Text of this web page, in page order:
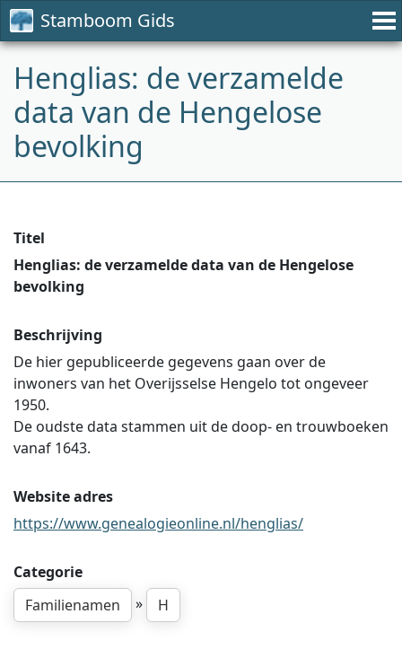
Stamboom Gids
Henglias: de verzamelde
data van de Hengelose
bevolking
Titel
Henglias: de verzamelde data van de Hengelose
bevolking
Beschrijving
De hier gepubliceerde gegevens gaan over de
inwoners van het Overijsselse Hengelo tot ongeveer
1950.
De oudste data stammen uit de doop- en trouwboeken
vanaf 1643.
Website adres
https://www.genealogieonline.nl/henglias/
Categorie
Familienamen
» H